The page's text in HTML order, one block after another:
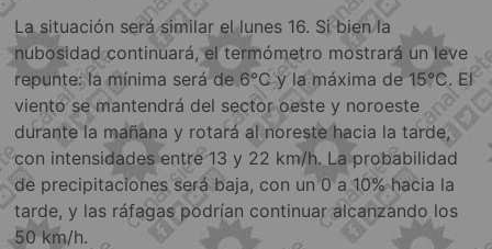
La situación será similar el lunes 16. Si bien la
nubosidad continuará, el termómetro mostrará un leve
repunte: la mínima será de 6°C y la máxima de 15°C. El
viento se mantendrá del sector oeste y noroeste
durante la mañana y rotará al noreste hacia la tarde,
con intensidades entre 13 y 22 km/h. La probabilidad
de precipitaciones será baja, con un 0 a 10% hacia la
tarde, y las ráfagas podrían continuar alcanzando los
50 km/h.